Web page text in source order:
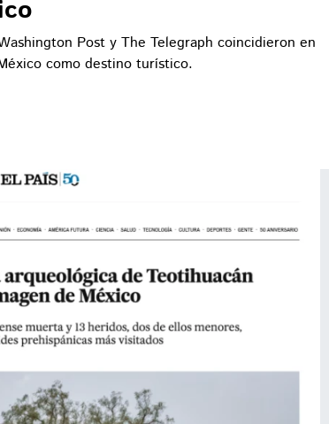
Post y The Telegraph coincidieron en
como destino turístico.